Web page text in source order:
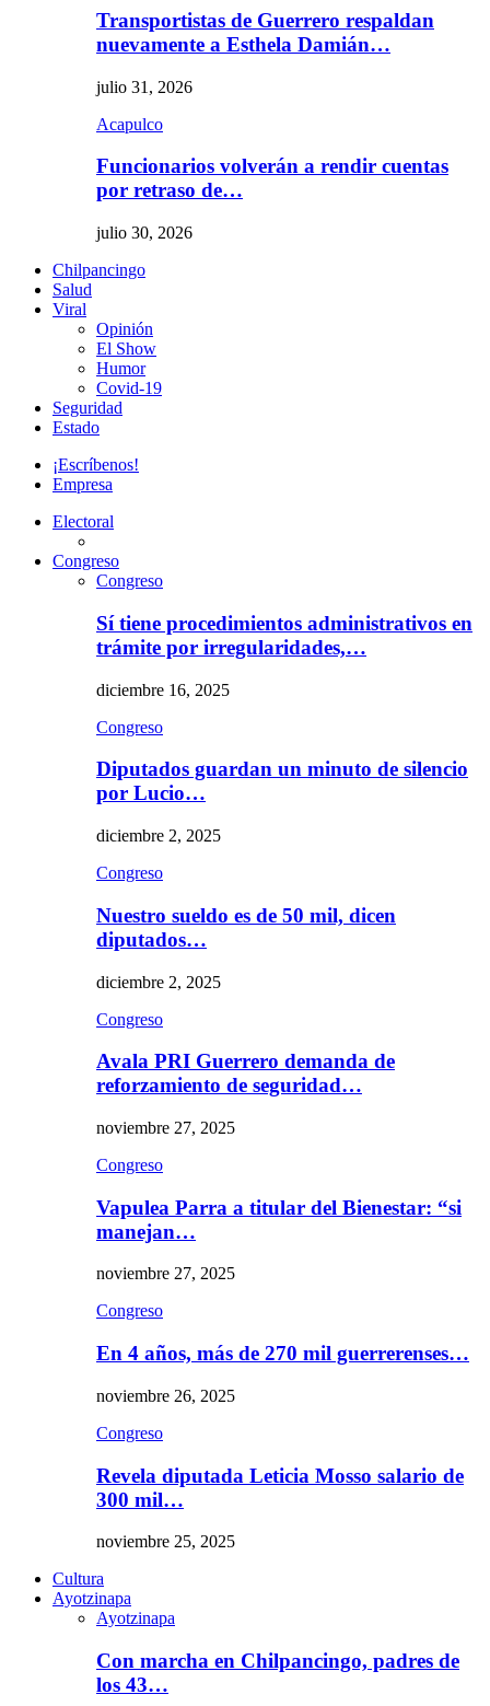
Transportistas de Guerrero respaldan
nuevamente a Esthela Damián…
julio 31, 2026
Acapulco
Funcionarios volverán a rendir cuentas
por retraso de…
julio 30, 2026
Chilpancingo
Salud
Viral
Opinión
El Show
Humor
Covid-19
Seguridad
Estado
¡Escríbenos!
Empresa
Electoral
Congreso
Congreso
Sí tiene procedimientos administrativos en
trámite por irregularidades,…
diciembre 16, 2025
Congreso
Diputados guardan un minuto de silencio
por Lucio…
diciembre 2, 2025
Congreso
Nuestro sueldo es de 50 mil, dicen
diputados…
diciembre 2, 2025
Congreso
Avala PRI Guerrero demanda de
reforzamiento de seguridad…
noviembre 27, 2025
Congreso
Vapulea Parra a titular del Bienestar: “si
manejan…
noviembre 27, 2025
Congreso
En 4 años, más de 270 mil guerrerenses…
noviembre 26, 2025
Congreso
Revela diputada Leticia Mosso salario de
300 mil…
noviembre 25, 2025
Cultura
Ayotzinapa
Ayotzinapa
Con marcha en Chilpancingo, padres de
los 43…